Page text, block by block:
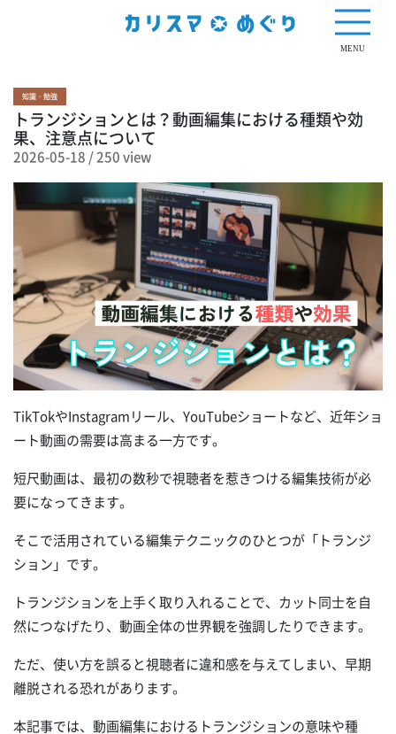
MENU
知識・勉強
トランジションとは？動画編集における種類や効
果、注意点について
2026-05-18 /250 view
TikTokやInstagramリール、YouTubeショートなど、近年ショ
ート動画の需要は高まる一方です。
短尺動画は、最初の数秒で視聴者を惹きつける編集技術が必
要になってきます。
そこで活用されている編集テクニックのひとつが「トランジ
ション」です。
トランジションを上手く取り入れることで、カット同士を自
然につなげたり、動画全体の世界観を強調したりできます。
ただ、使い方を誤ると視聴者に違和感を与えてしまい、早期
離脱される恐れがあります。
本記事では、動画編集におけるトランジションの意味や種